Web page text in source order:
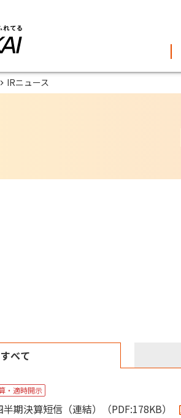
IRニュース
すべて
・適時開示
期決算短信（連結）（PDF:178KB）